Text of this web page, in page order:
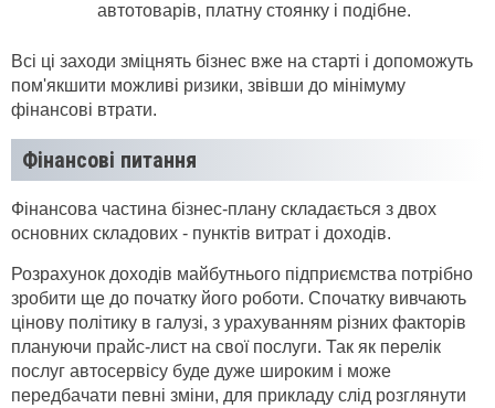
автотоварів, платну стоянку і подібне.
Всі ці заходи зміцнять бізнес вже на старті і допоможуть
пом'якшити можливі ризики, звівши до мінімуму
фінансові втрати.
Фінансові питання
Фінансова частина бізнес-плану складається з двох
основних складових - пунктів витрат і доходів.
Розрахунок доходів майбутнього підприємства потрібно
зробити ще до початку його роботи. Спочатку вивчають
цінову політику в галузі, з урахуванням різних факторів
плануючи прайс-лист на свої послуги. Так як перелік
послуг автосервісу буде дуже широким і може
передбачати певні зміни, для прикладу слід розглянути